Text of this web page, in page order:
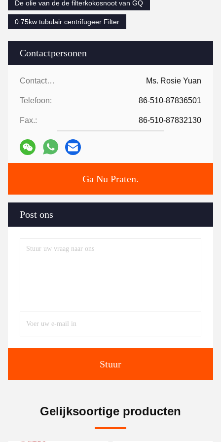
Contactpersonen
Contactpersonen: Ms. Rosie Yuan
Telefoon: 86-510-87836501
Fax.: 86-510-87832130
Ga Nu Praten.
Post ons
Stuur
De olie van de de filterkokosnoot van GQ
0.75kw tubulair centrifugeer Filter
Gelijksoortige producten